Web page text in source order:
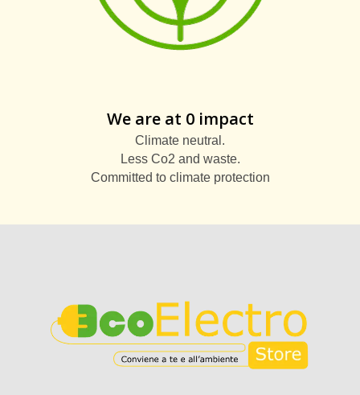
We are at 0 impact
Climate neutral.
Less Co2 and waste.
Committed to climate protection